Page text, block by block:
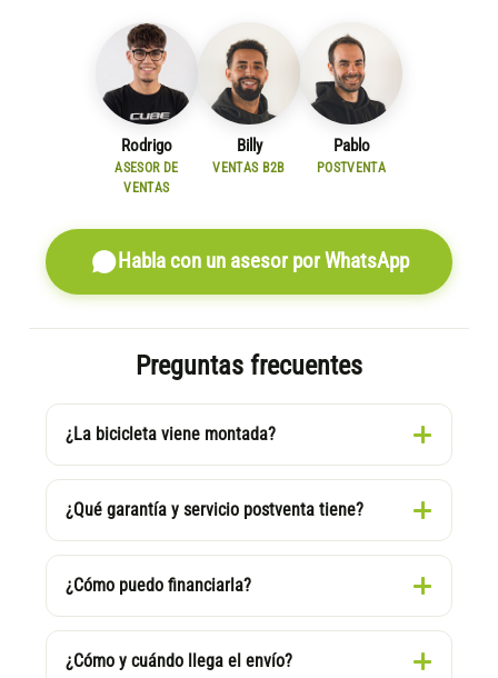
Rodrigo
ASESOR DE
VENTAS
Billy
VENTAS B2B
Pablo
POSTVENTA
Habla con un asesor por WhatsApp
Preguntas frecuentes
¿La bicicleta viene montada?
¿Qué garantía y servicio postventa tiene?
¿Cómo puedo financiarla?
¿Cómo y cuándo llega el envío?